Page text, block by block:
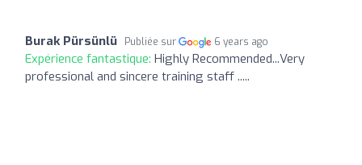
Burak Pürsünlü Publiée sur 6 years ago
Expérience fantastique: Highly Recommended...Very
professional and sincere training staff .....